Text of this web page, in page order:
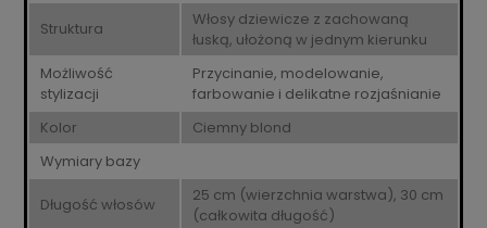
Struktura
Włosy dziewicze z zachowaną
łuską, ułożoną w jednym kierunku
Możliwość
stylizacji
Przycinanie, modelowanie,
farbowanie i delikatne rozjaśnianie
Kolor
Ciemny blond
Wymiary bazy
Długość włosów
25 cm (wierzchnia warstwa), 30 cm
(całkowita długość)